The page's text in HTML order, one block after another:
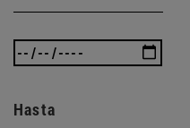
Hasta